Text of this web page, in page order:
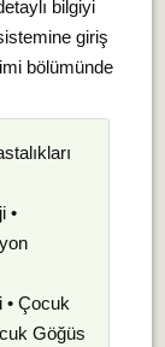
bilgiyi
giriş
bölümünde
•
• Çocuk
Göğüs